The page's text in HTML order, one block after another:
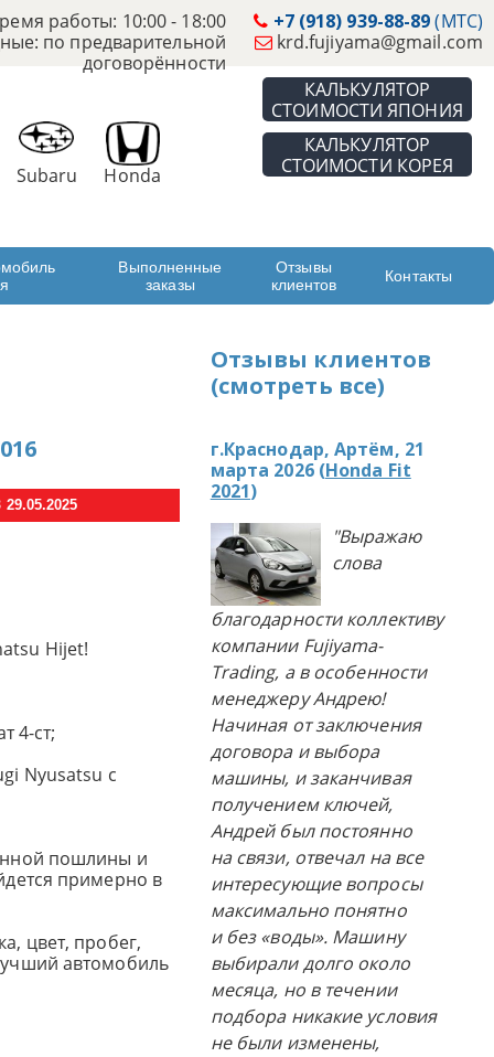
+7 (918) 939-88-89(МТС)
krd.fujiyama@gmail.com
работы: 10:00 - 18:00
по предварительной
договорённости
КАЛЬКУЛЯТОР
СТОИМОСТИ ЯПОНИЯ
КАЛЬКУЛЯТОР
СТОИМОСТИ КОРЕЯ
Subaru Honda
Выполненные
заказы
Отзывы
клиентов
Контакты
Hijet!
4-ст;
Nyusatsu с
пошлины и
примерно в
цвет, пробег,
автомобиль
Отзывы клиентов
(смотреть все)
г.Краснодар, Артём, 21
марта 2026 (Honda Fit
2021)
"Выражаю
слова
благодарности коллективу
компании Fujiyama-
Trading, а в особенности
менеджеру Андрею!
Начиная от заключения
договора и выбора
машины, и заканчивая
получением ключей,
Андрей был постоянно
на связи, отвечал на все
интересующие вопросы
максимально понятно
и без «воды». Машину
выбирали долго около
месяца, но в течении
подбора никакие условия
не были изменены,